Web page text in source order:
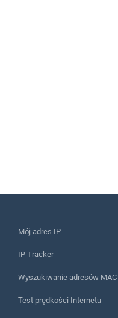
Mój adres IP
IP Tracker
Wyszukiwanie adresów MAC
Test prędkości Internetu